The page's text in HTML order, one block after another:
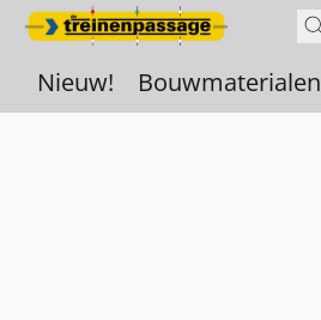
Nieuw! Bouwmaterialen